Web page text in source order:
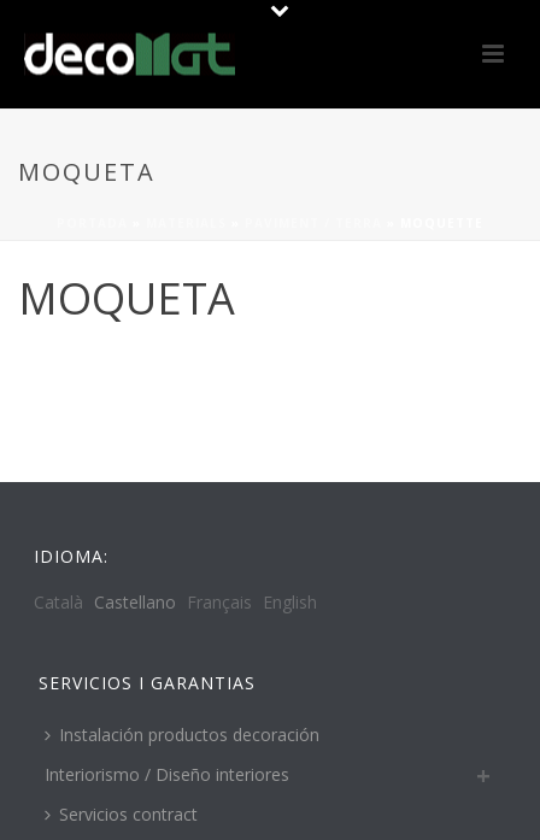
MOQUETA
MOQUETA
IDIOMA:
Català Castellano Français English
SERVICIOS I GARANTIAS
Instalación productos decoración
Interiorismo / Diseño interiores
Servicios contract